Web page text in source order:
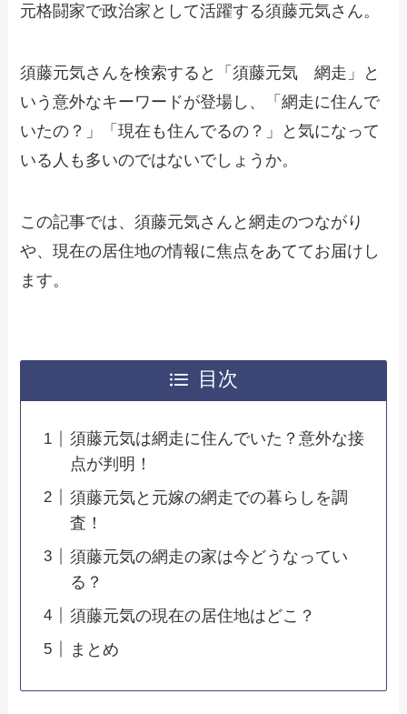
元格闘家で政治家として活躍する須藤元気さん。
須藤元気さんを検索すると「須藤元気 網走」と
いう意外なキーワードが登場し、「網走に住んで
いたの？」「現在も住んでるの？」と気になって
いる人も多いのではないでしょうか。
この記事では、須藤元気さんと網走のつながり
や、現在の居住地の情報に焦点をあててお届けし
ます。
目次
須藤元気は網走に住んでいた？意外な接
点が判明！
須藤元気と元嫁の網走での暮らしを調
査！
須藤元気の網走の家は今どうなってい
る？
須藤元気の現在の居住地はどこ？
まとめ